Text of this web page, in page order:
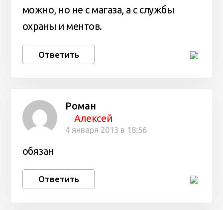
можно, но не с магаза, а с службы
охраны и ментов.
Ответить
Роман
Алексей
4 января 2013 в 18:56
обязан
Ответить